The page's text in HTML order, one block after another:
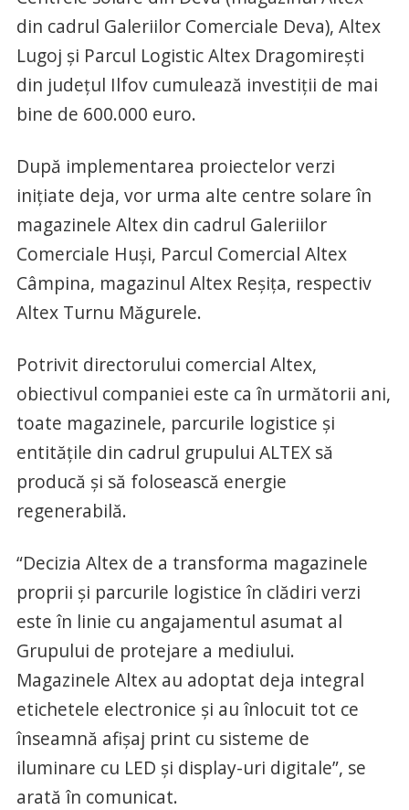
din cadrul Galeriilor Comerciale Deva), Altex
Lugoj și Parcul Logistic Altex Dragomirești
din județul Ilfov cumulează investiții de mai
bine de 600.000 euro.
După implementarea proiectelor verzi
inițiate deja, vor urma alte centre solare în
magazinele Altex din cadrul Galeriilor
Comerciale Huși, Parcul Comercial Altex
Câmpina, magazinul Altex Reșița, respectiv
Altex Turnu Măgurele.
Potrivit directorului comercial Altex,
obiectivul companiei este ca în următorii ani,
toate magazinele, parcurile logistice și
entitățile din cadrul grupului ALTEX să
producă și să folosească energie
regenerabilă.
“Decizia Altex de a transforma magazinele
proprii și parcurile logistice în clădiri verzi
este în linie cu angajamentul asumat al
Grupului de protejare a mediului.
Magazinele Altex au adoptat deja integral
etichetele electronice și au înlocuit tot ce
înseamnă afișaj print cu sisteme de
iluminare cu LED și display-uri digitale”, se
arată în comunicat.